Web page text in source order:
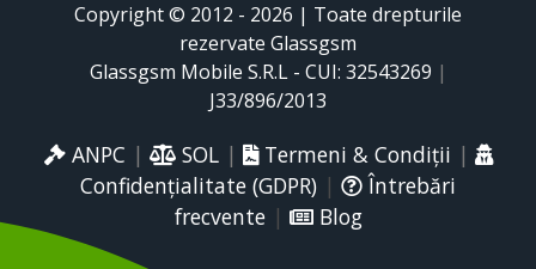
Copyright © 2012 - 2026 | Toate drepturile
rezervate Glassgsm
Glassgsm Mobile S.R.L - CUI: 32543269 |
J33/896/2013
ANPC | SOL| Termeni & Condiții |
Confidențialitate (GDPR) |
Întrebări
frecvente| Blog